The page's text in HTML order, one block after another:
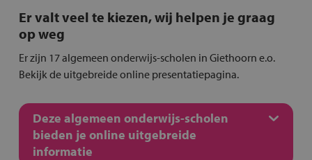
Er valt veel te kiezen, wij helpen je graag
op weg
Er zijn 17 algemeen onderwijs-scholen in Giethoorn e.o.
Bekijk de uitgebreide online presentatiepagina.
Deze algemeen onderwijs-scholen
bieden je online uitgebreide
informatie